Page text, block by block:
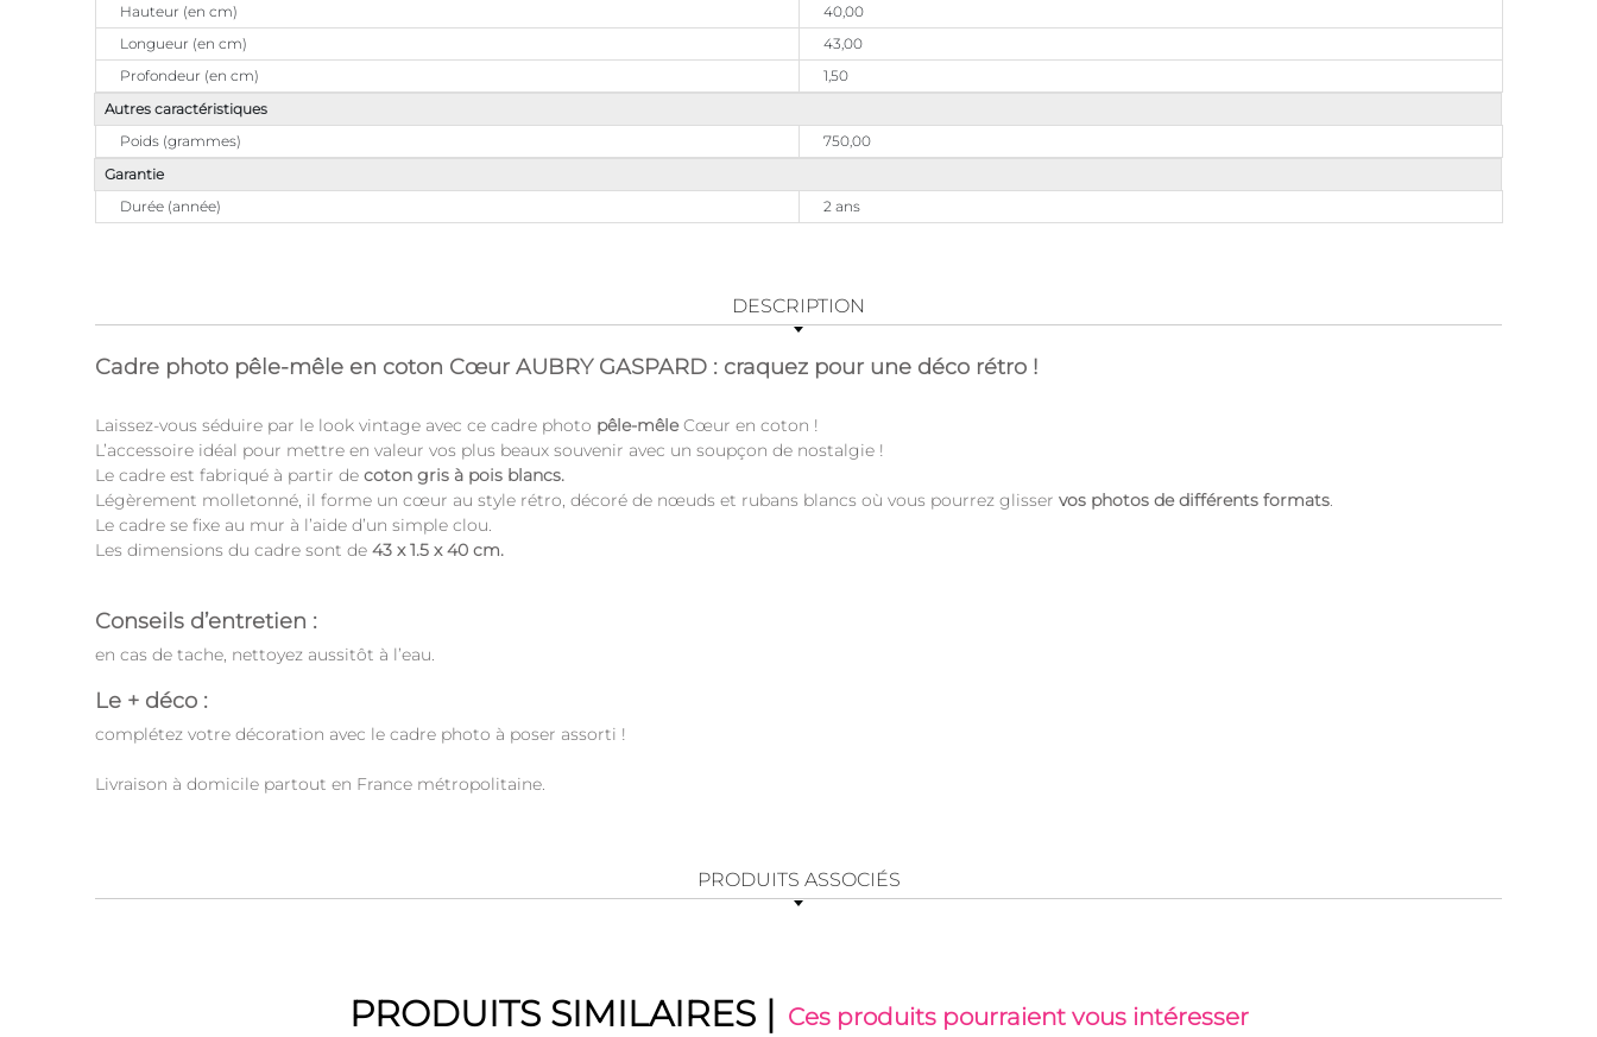
Hauteur (en cm)
40,00
Longueur (en cm)
43,00
Profondeur (en cm)
1,50
Autres caractéristiques
Poids (grammes)
750,00
Garantie
Durée (année)
2 ans
DESCRIPTION
Cadre photo pêle-mêle en coton Cœur AUBRY GASPARD : craquez pour une déco rétro !
Laissez-vous séduire par le look vintage avec ce cadre photo pêle-mêleCœur en coton !
L’accessoire idéal pour mettre en valeur vos plus beaux souvenir avec un soupçon de nostalgie !
Le cadre est fabriqué à partir de coton gris à pois blancs.
Légèrement molletonné, il forme un cœur au style rétro, décoré de nœuds et rubans blancs où vous pourrez glisser vos photos de différents formats
Le cadre se fixe au mur à l’aide d’un simple clou.
Les dimensions du cadre sont de 43 x 1.5 x 40 cm.
Conseils d’entretien :
en cas de tache, nettoyez aussitôt à l’eau.
Le + déco :
complétez votre décoration avec le cadre photo à poser assorti !
Livraison à domicile partout en France métropolitaine.
PRODUITS ASSOCIÉS
PRODUITS SIMILAIRES | Ces produits pourraient vous intéresser